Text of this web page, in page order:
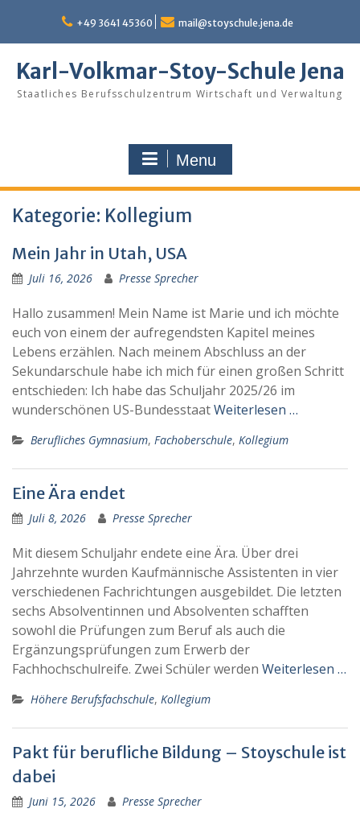
content
+49 3641 45360 mail@stoyschule.jena.de
Karl-Volkmar-Stoy-Schule Jena
Staatliches Berufsschulzentrum Wirtschaft und Verwaltung
Menu
Kategorie: Kollegium
Mein Jahr in Utah, USA
Juli 16, 2026 Presse Sprecher
Hallo zusammen! Mein Name ist Marie und ich möchte
euch von einem der aufregendsten Kapitel meines
Lebens erzählen. Nach meinem Abschluss an der
Sekundarschule habe ich mich für einen großen Schritt
entschieden: Ich habe das Schuljahr 2025/26 im
wunderschönen US-BundesstaatWeiterlesen …
Berufliches Gymnasium, Fachoberschule, Kollegium
Eine Ära endet
Juli 8, 2026 Presse Sprecher
Mit diesem Schuljahr endete eine Ära. Über drei
Jahrzehnte wurden Kaufmännische Assistenten in vier
verschiedenen Fachrichtungen ausgebildet. Die letzten
sechs Absolventinnen und Absolventen schafften
sowohl die Prüfungen zum Beruf als auch die
Ergänzungsprüfungen zum Erwerb der
Fachhochschulreife. Zwei Schüler werden Weiterlesen …
Höhere Berufsfachschule, Kollegium
Pakt für berufliche Bildung – Stoyschule ist
dabei
Juni 15, 2026 Presse Sprecher